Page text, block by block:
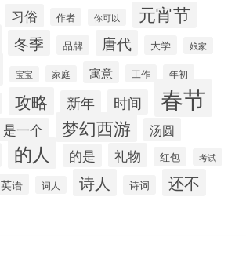
习俗 作者 你可以 元宵节
冬季 品牌 唐代 大学 娘家
宝宝 家庭 寓意 工作 年初
攻略 新年 时间 春节
是一个 梦幻西游 汤圆
的人 的是 礼物 红包 考试
英语 词人 诗人 诗词 还不